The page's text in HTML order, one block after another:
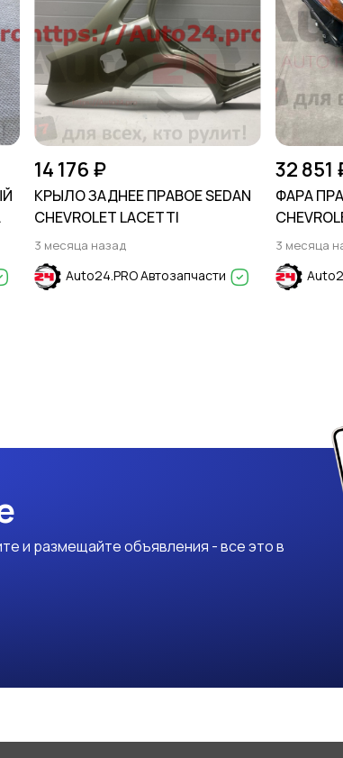
14 176 ₽
КРЫЛО ЗАДНЕЕ ПРАВОЕ SEDAN
CHEVROLET LACETTI
3 месяца назад
Auto24.PRO Автозапчасти
32 851
ФАРА
3 месяца
и размещайте объявления - все это в